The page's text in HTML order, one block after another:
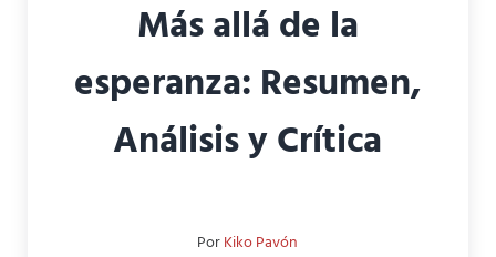
Más allá de la
esperanza: Resumen,
Análisis y Crítica
PorKiko Pavón